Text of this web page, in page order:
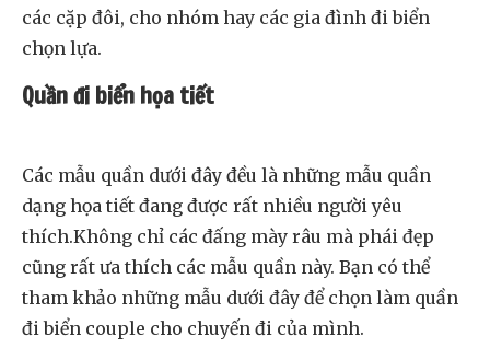
các cặp đôi, cho nhóm hay các gia đình đi biển
chọn lựa.
Quần đi biển họa tiết
Các mẫu quần dưới đây đều là những mẫu quần
dạng họa tiết đang được rất nhiều người yêu
thích.Không chỉ các đấng mày râu mà phái đẹp
cũng rất ưa thích các mẫu quần này. Bạn có thể
tham khảo những mẫu dưới đây để chọn làm quần
đi biển couple cho chuyến đi của mình.